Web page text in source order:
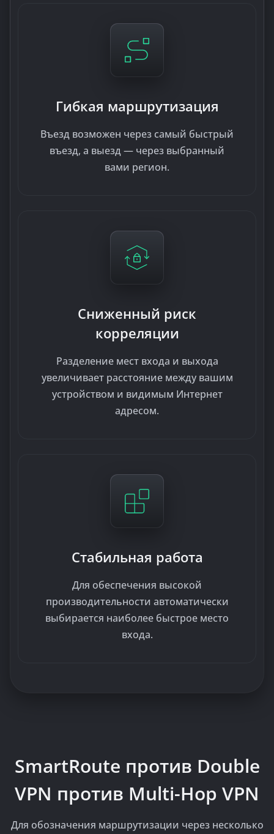
Гибкая маршрутизация
Въезд возможен через самый быстрый
въезд, а выезд — через выбранный
вами регион.
Сниженный риск
корреляции
Разделение мест входа и выхода
увеличивает расстояние между вашим
устройством и видимым Интернет
адресом.
Стабильная работа
Для обеспечения высокой
производительности автоматически
выбирается наиболее быстрое место
входа.
SmartRoute против Double
VPN против Multi-Hop VPN
Для обозначения маршрутизации через несколько